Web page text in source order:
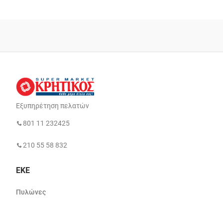
Εξυπηρέτηση πελατών
801 11 232425
210 55 58 832
ΕΚΕ
Πυλώνες